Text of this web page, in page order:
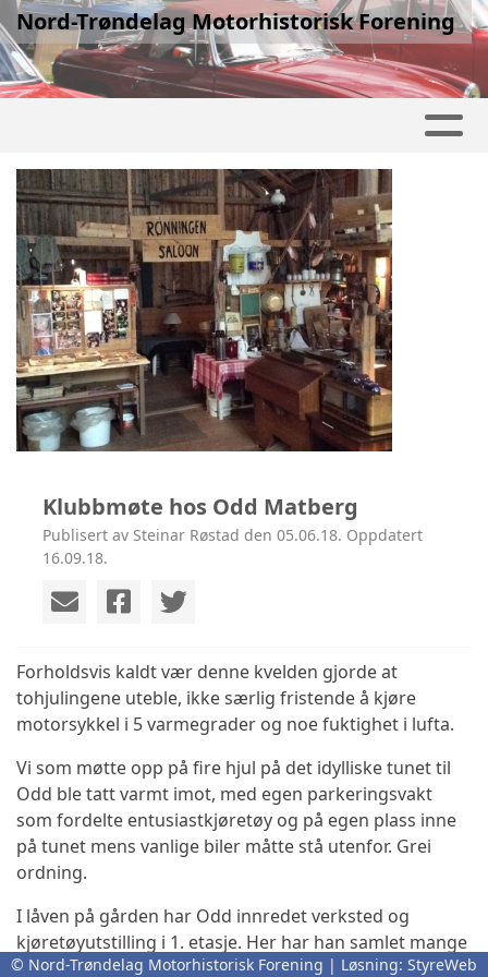
Nord-Trøndelag Motorhistorisk Forening
Klubbmøte hos Odd Matberg
Publisert av Steinar Røstad den 05.06.18. Oppdatert
16.09.18.
Forholdsvis kaldt vær denne kvelden gjorde at
tohjulingene uteble, ikke særlig fristende å kjøre
motorsykkel i 5 varmegrader og noe fuktighet i lufta.
Vi som møtte opp på fire hjul på det idylliske tunet til
Odd ble tatt varmt imot, med egen parkeringsvakt
som fordelte entusiastkjøretøy og på egen plass inne
på tunet mens vanlige biler måtte stå utenfor. Grei
ordning.
I låven på gården har Odd innredet verksted og
kjøretøyutstilling i 1. etasje. Her har han samlet mange
eldre Tempo mopeder og en motorsykkel, samt en
© Nord-Trøndelag Motorhistorisk Forening | Løsning: StyreWeb